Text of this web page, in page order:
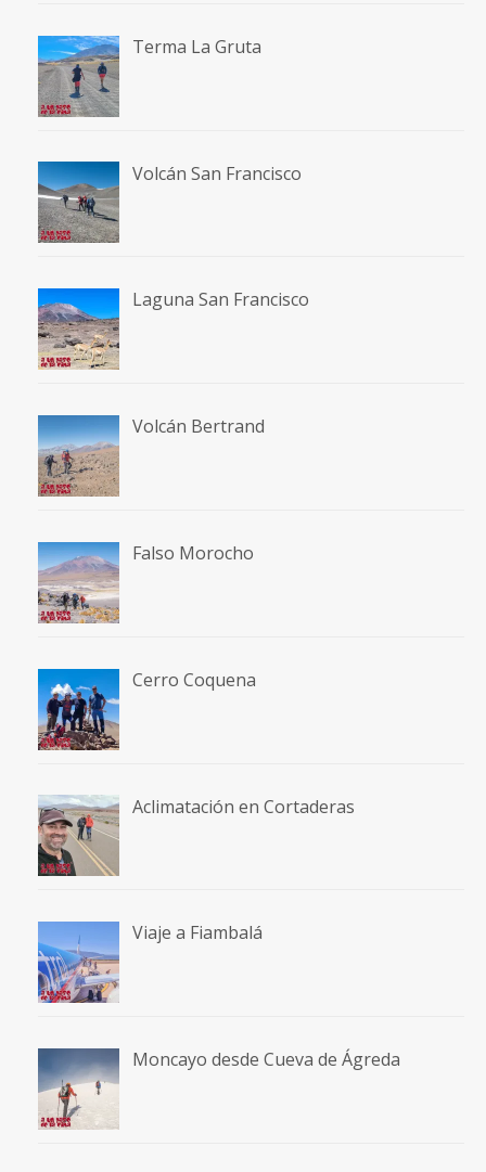
Terma La Gruta
Volcán San Francisco
Laguna San Francisco
Volcán Bertrand
Falso Morocho
Cerro Coquena
Aclimatación en Cortaderas
Viaje a Fiambalá
Moncayo desde Cueva de Ágreda